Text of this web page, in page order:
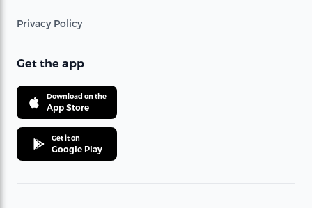
Privacy Policy
Get the app
Download on the
App Store
Get it on
Google Play